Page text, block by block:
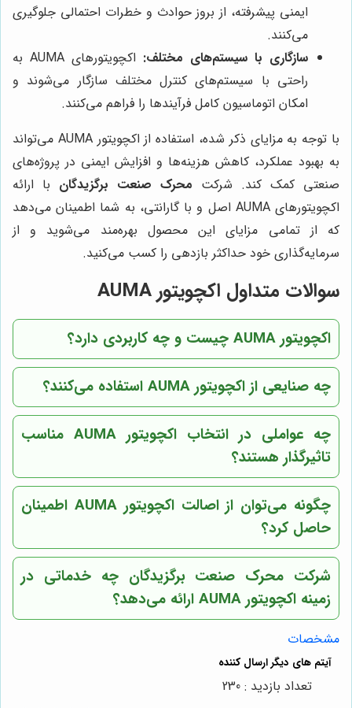
ایمنی پیشرفته، از بروز حوادث و خطرات احتمالی جلوگیری
می‌کنند.
سازگاری با سیستم‌های مختلف:
اکچویتورهای AUMA به
راحتی با سیستم‌های کنترل مختلف سازگار می‌شوند و
امکان اتوماسیون کامل فرآیندها را فراهم می‌کنند.
با توجه به مزایای ذکر شده، استفاده از اکچویتور AUMA می‌تواند
به بهبود عملکرد، کاهش هزینه‌ها و افزایش ایمنی در پروژه‌های
صنعتی کمک کند. شرکت محرک صنعت برگزیدگان با ارائه
اکچویتورهای AUMA اصل و با گارانتی، به شما اطمینان می‌دهد
که از تمامی مزایای این محصول بهره‌مند می‌شوید و از
سرمایه‌گذاری خود حداکثر بازدهی را کسب می‌کنید.
سوالات متداول اکچویتور AUMA
اکچویتور AUMA چیست و چه کاربردی دارد؟
چه صنایعی از اکچویتور AUMA استفاده می‌کنند؟
چه عواملی در انتخاب اکچویتور AUMA مناسب
تاثیرگذار هستند؟
چگونه می‌توان از اصالت اکچویتور AUMA اطمینان
حاصل کرد؟
شرکت محرک صنعت برگزیدگان چه خدماتی در
زمینه اکچویتور AUMA ارائه می‌دهد؟
مشخصات
تعداد بازدید : 230